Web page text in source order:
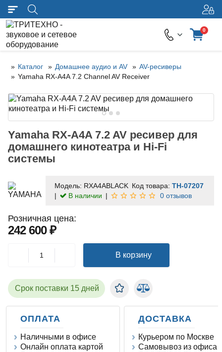
0
Каталог Домашнее аудио и AV
AV-ресиверы
Yamaha RX-A4A 7.2 Channel AV Receiver
Yamaha RX-A4A 7.2 AV ресивер для
домашнего кинотеатра и Hi-Fi
системы
Модель: RXA4ABLACK Код товара: TH-07207
В наличии
0 отзывов
Розничная цена:
242 600 ₽
В корзину
Срок поставки 15 дней
ОПЛАТА
Наличными в офисе
Онлайн оплата картой
ДОСТАВКА
Курьером по Москве
Самовывоз из офиса